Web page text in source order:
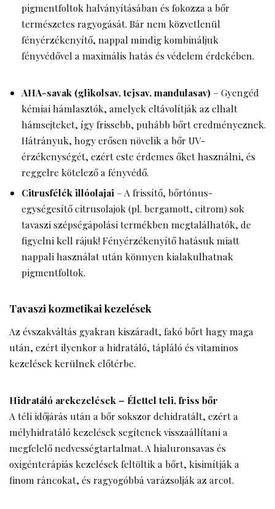
pigmentfoltok halványításában és fokozza a bőr
természetes ragyogását. Bár nem közvetlenül
fényérzékenyítő, nappal mindig kombináljuk
fényvédővel a maximális hatás és védelem érdekében.
AHA-savak (glikolsav, tejsav, mandulasav) – Gyengéd
kémiai hámlasztók, amelyek eltávolítják az elhalt
hámsejteket, így frissebb, puhább bőrt eredményeznek.
Hátrányuk, hogy erősen növelik a bőr UV-
érzékenységét, ezért este érdemes őket használni, és
reggelre kötelező a fényvédő.
Citrusfélék illóolajai – A frissítő, bőrtónus-
egységesítő citrusolajok (pl. bergamott, citrom) sok
tavaszi szépségápolási termékben megtalálhatók, de
figyelni kell rájuk! Fényérzékenyítő hatásuk miatt
nappali használat után könnyen kialakulhatnak
pigmentfoltok.
Tavaszi kozmetikai kezelések
Az évszakváltás gyakran kiszáradt, fakó bőrt hagy maga
után, ezért ilyenkor a hidratáló, tápláló és vitaminos
kezelések kerülnek előtérbe.
Hidratáló arckezelések – Élettel teli, friss bőr
A téli időjárás után a bőr sokszor dehidratált, ezért a
mélyhidratáló kezelések segítenek visszaállítani a
megfelelő nedvességtartalmat. A hialuronsavas és
oxigénterápiás kezelések feltöltik a bőrt, kisimítják a
finom ráncokat, és ragyogóbbá varázsolják az arcot.